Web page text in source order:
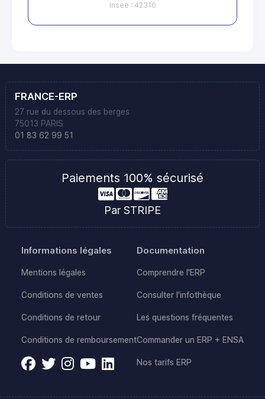
Insee : 42316
FRANCE-ERP
27 rue du dessous des berges
75013 PARIS
01 83 62 99 51
Paiements 100% sécurisé
Par STRIPE
Informations légales
Mentions légales
Conditions de ventes
Conditions de retour
Conditions de remboursement
Documentation
Comprendre l'ERP
Consulter l'infothèque
Les questions fréquentes
Commander un ERP + ENSA
Nos tarifs ERP